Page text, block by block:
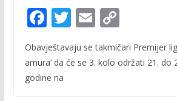
F
ac
e
b
T
itt
E
m
ai
C
o
p
Obavještavaju se takmičari Premijer
amura’ da će se 3. kolo održati 21. do
godine na